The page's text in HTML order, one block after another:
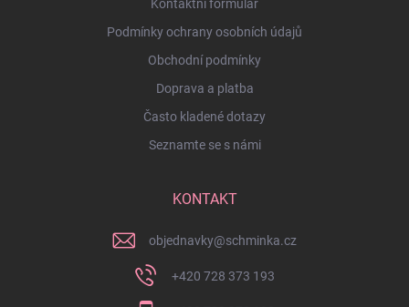
Kontaktní formulář
Podmínky ochrany osobních údajů
Obchodní podmínky
Doprava a platba
Často kladené dotazy
Seznamte se s námi
KONTAKT
objednavky@schminka.cz
+420 728 373 193